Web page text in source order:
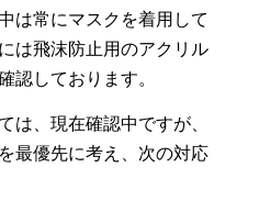
は常にマスクを着用して
は飛沫防止用のアクリル
認しております。
は、現在確認中ですが、
最優先に考え、次の対応